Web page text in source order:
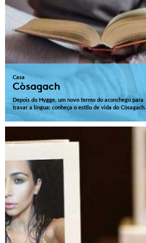
Casa
Còsagach
Depois do Hygge, um novo termo do aconchego para
travar a língua: conheça o estilo de vida do Còsagach.